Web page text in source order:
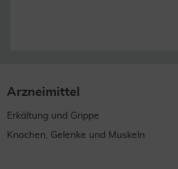
Arzneimittel
Erkältung und Grippe
Knochen, Gelenke und Muskeln